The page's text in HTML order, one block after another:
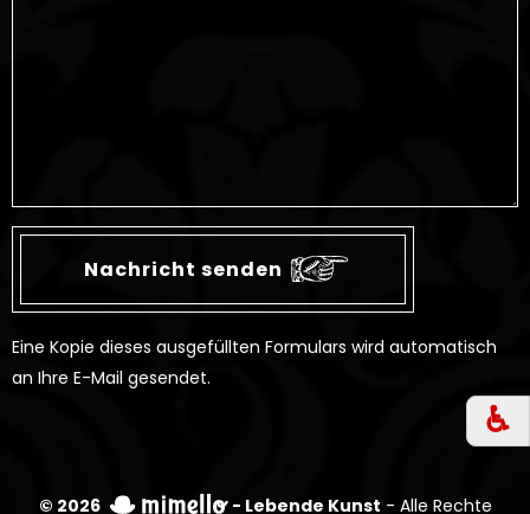
♿︎
Eine Kopie dieses ausgefüllten Formulars wird automatisch
an Ihre E-Mail gesendet.
© 2026 - Lebende Kunst - Alle Rechte